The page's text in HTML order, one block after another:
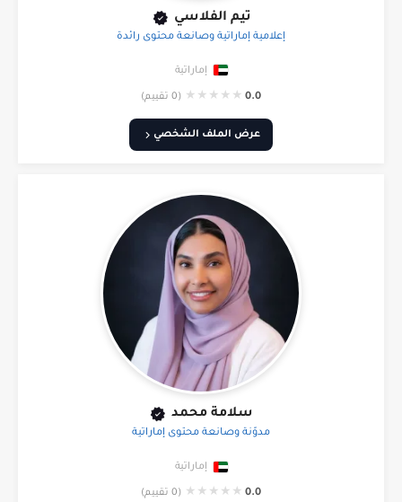
تيم الفلاسي
إعلامية إماراتية وصانعة محتوى رائدة
إماراتية
0.0
★
★
★
★
★ (0 تقييم)
عرض الملف الشخصي
سلامة محمد
مدوّنة وصانعة محتوى إماراتية
إماراتية
0.0
★
★
★
★
★ (0 تقييم)